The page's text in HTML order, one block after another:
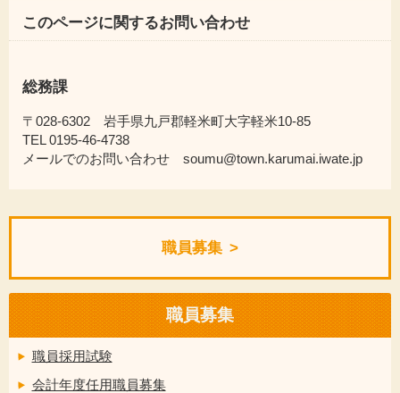
このページに関するお問い合わせ
総務課
〒028-6302 岩手県九戸郡軽米町大字軽米10-85
TEL 0195-46-4738
メールでのお問い合わせ soumu@town.karumai.iwate.jp
職員募集
職員募集
職員採用試験
会計年度任用職員募集